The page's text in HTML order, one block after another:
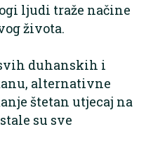
ljudi traže načine
života.
duhanskih i
alternativne
štetan utjecaj na
su sve